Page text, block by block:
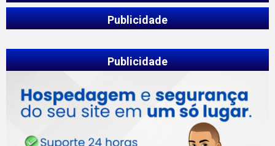
Publicidade
Publicidade